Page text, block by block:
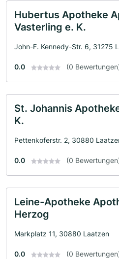
Hubertus Apotheke
Vasterling e. K.
John-F. Kennedy-Str. 6, 31275
0.0 (0
St. Johannis
K.
Pettenkoferstr. 2, 30880
0.0 (0
Leine-Apotheke
Herzog
Markplatz 11, 30880 Laatzen
0.0 (0